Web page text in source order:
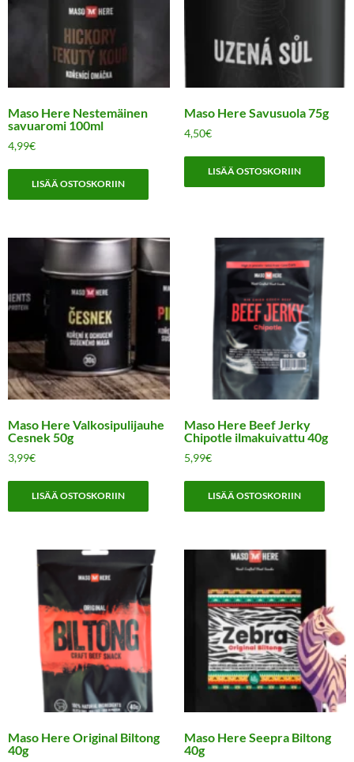
Maso Here Nestemäinen
savuaromi 100ml
4,99€
LISÄÄ OSTOSKORIIN
Maso Here Savusuola 75g
4,50€
LISÄÄ OSTOSKORIIN
Maso Here Valkosipulijauhe
Cesnek 50g
3,99€
LISÄÄ OSTOSKORIIN
Maso Here Beef Jerky
Chipotle ilmakuivattu 40g
5,99€
LISÄÄ OSTOSKORIIN
Maso Here Original Biltong
40g
Maso Here Seepra Biltong
40g